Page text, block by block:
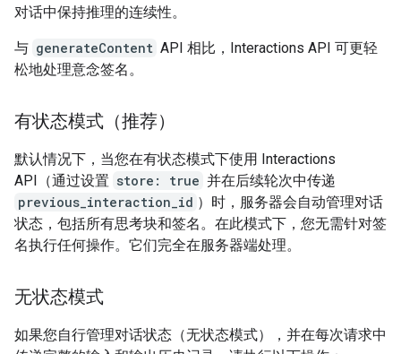
对话中保持推理的连续性。
与 generateContent API 相比，Interactions API 可更轻
松地处理意念签名。
有状态模式（推荐）
默认情况下，当您在有状态模式下使用 Interactions
API（通过设置 store: true 并在后续轮次中传递
previous_interaction_id ）时，服务器会自动管理对话
状态，包括所有思考块和签名。在此模式下，您无需针对签
名执行任何操作。它们完全在服务器端处理。
无状态模式
如果您自行管理对话状态（无状态模式），并在每次请求中